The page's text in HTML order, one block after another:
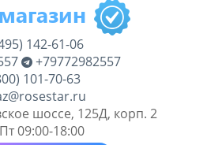
142-61-06
+79772982557
101-70-63
шоссе, 125Д, корп. 2
09:00-18:00